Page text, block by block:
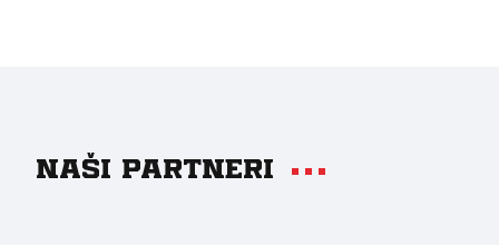
Naši partneri